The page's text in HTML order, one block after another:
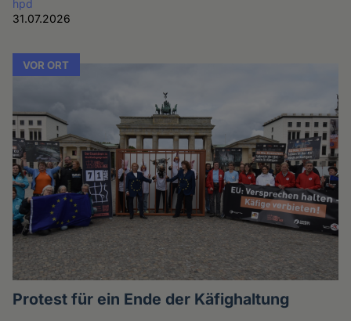
hpd
31.07.2026
VOR ORT
Protest für ein Ende der Käfighaltung